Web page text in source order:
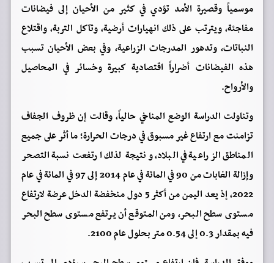
موسمياً وقصيرة الأمد تؤدي في كثير من الأحيان إلى فيضانات
مفاجئة، ويترتب على ذلك انهيارات أرضية، وتآكل التربة، واقتلاع
النباتات، وتدهور المدرجات الزراعية، وفي بعض الأحيان تسبب
هذه الفيضانات أضراراً اقتصادية كبيرة وخسائر في المحاصيل
والأرواح.
وتناولت الدراسة الوضع المناخي حالياً، وقالت إن ظروف الجفاف
تزامنت مع ارتفاع غير مسبوق في درجات الحرارة؛ ما أثر على جميع
المناطق الزراعية في البلاد، ونتيجة لذلك ارتفعت نسبة التصحر
وإزالة الغابات من 90 في المائة في عام 2014 إلى 97 في المائة في عام
2022، إذ يعد اليمن من أكثر 5 دول منخفضة الدخل عرضة لارتفاع
مستوى سطح البحر، ومن المتوقع أن يرتفع مستوى سطح البحر
فيه بمقدار 0.3 إلى 0.54 متر بحلول عام 2100.